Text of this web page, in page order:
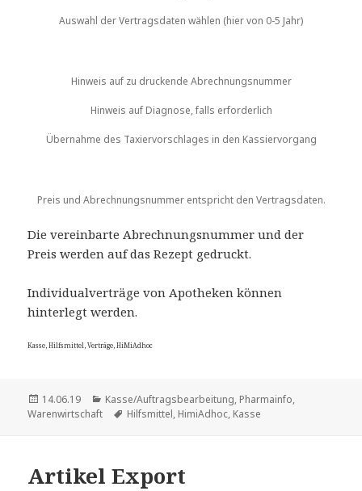
Auswahl der Vertragsdaten wählen (hier von 0-5 Jahr)
Hinweis auf zu druckende Abrechnungsnummer
Hinweis auf Diagnose, falls erforderlich
Übernahme des Taxiervorschlages in den Kassiervorgang
Preis und Abrechnungsnummer entspricht den Vertragsdaten.
Die vereinbarte Abrechnungsnummer und der
Preis werden auf das Rezept gedruckt.
Individualverträge von Apotheken können
hinterlegt werden.
Kasse, Hilfsmittel, Verträge, HiMiAdhoc
Veröffentlicht
am
14.06.19 Kategorien
Kasse/Auftragsbearbeitung, Pharmainfo,
Warenwirtschaft
Schlagwörter
Hilfsmittel, HimiAdhoc, Kasse
Artikel Export